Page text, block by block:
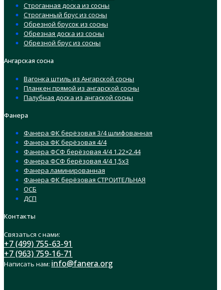
Строганная доска из сосны
Строганный брус из сосны
Обрезной брусок из сосны
Обрезная доска из сосны
Обрезной брус из сосны
Ангарская сосна
Вагонка штиль из Ангарской сосны
Планкен прямой из ангарской сосны
Палубная доска из ангаской сосны
Фанера
Фанера ФК берёзовая 3/4 шлифованная
Фанера ФК берёзовая 4/4
Фанера ФСФ берёзовая 4/4 1.22×2.44
Фанера ФСФ берёзовая 4/4 1,5х3
Фанера ламинированная
Фанера ФК берёзовая СТРОИТЕЛЬНАЯ
ОСБ
ДСП
Контакты
Связаться с нами:
+7 (499) 755-63-91
+7 (963) 759-16-71
Написать нам: info@fanera.org